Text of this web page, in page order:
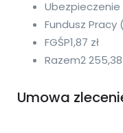
Fundusz Pracy
FGŚP1,87 zł
Razem2 255,38
Umowa